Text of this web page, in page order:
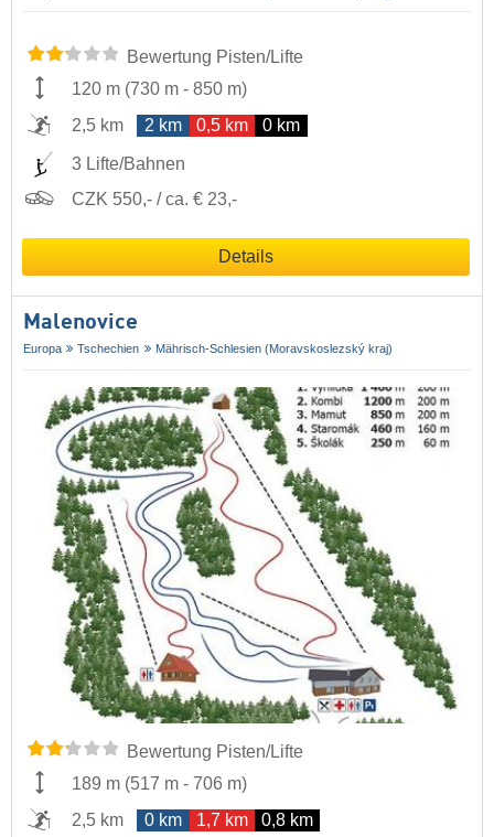
Bewertung Pisten/Lifte
120 m (730 m - 850 m)
2,5 km
2 km 0,5 km 0 km
3 Lifte/Bahnen
CZK 550,- / ca. € 23,-
Details
Malenovice
Europa Tschechien Mährisch-Schlesien (Moravskoslezský kraj)
Bewertung Pisten/Lifte
189 m (517 m - 706 m)
2,5 km
0 km 1,7 km 0,8 km